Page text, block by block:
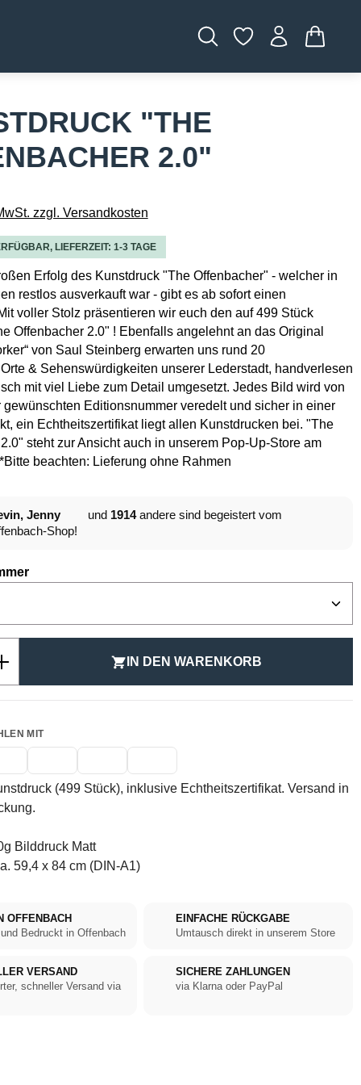
"THE
2.0"
zzgl. Versandkosten
LIEFERZEIT: 1-3 TAGE
Erfolg des Kunstdruck "The Offenbacher" - welcher in
restlos ausverkauft war - gibt es ab sofort einen
voller Stolz präsentieren wir euch den auf 499 Stück
Offenbacher 2.0" ! Ebenfalls angelehnt an das Original
von Saul Steinberg erwarten uns rund 20
& Sehenswürdigkeiten unserer Lederstadt, handverlesen
mit viel Liebe zum Detail umgesetzt. Jedes Bild wird von
gewünschten Editionsnummer veredelt und sicher in einer
ein Echtheitszertifikat liegt allen Kunstdrucken bei. "The
steht zur Ansicht auch in unserem Pop-Up-Store am
beachten: Lieferung ohne Rahmen
Jenny und 1914andere sind begeistert vom
Shop!
auswählen
Anzahl: Gib den gewünschten Wert ein
IN DEN WARENKORB
MIT
(499 Stück), inklusive Echtheitszertifikat. Versand in
Bilddruck Matt
59,4 x 84 cm (DIN-A1)
OFFENBACH
Bedruckt in Offenbach
EINFACHE RÜCKGABE
Umtausch direkt in unserem Store
VERSAND
schneller Versand via
SICHERE ZAHLUNGEN
via Klarna oder PayPal